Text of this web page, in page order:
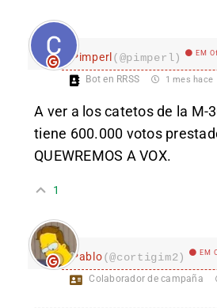
Pimperl(@pimperl) EM
Bot en RRSS 1 mes hace
A ver a los catetos de la M-
tiene 600.000 votos
QUEWREMOS A VOX.
1
Pablo(@cortigim2) EM
Colaborador de campaña